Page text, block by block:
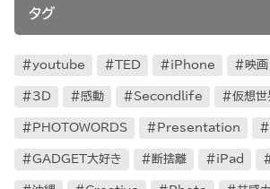
タグ
youtube TED iPhone 映画
3D 感動 Secondlife 仮想世
PHOTOWORDS Presentation
GADGET大好き 断捨離 iPad